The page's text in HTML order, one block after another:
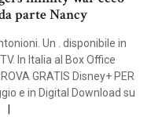
parte Nancy
Un . disponibile in
In Italia al Box Office
GRATIS Disney+ PER
e in Digital Download su